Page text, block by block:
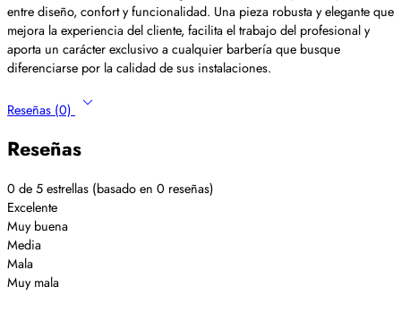
entre diseño, confort y funcionalidad. Una pieza robusta y elegante que
mejora la experiencia del cliente, facilita el trabajo del profesional y
aporta un carácter exclusivo a cualquier barbería que busque
diferenciarse por la calidad de sus instalaciones.
Reseñas (0)
Reseñas
0 de 5 estrellas (basado en 0 reseñas)
Excelente
Muy buena
Media
Mala
Muy mala